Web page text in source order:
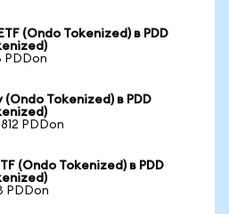
(Ondo Tokenized) в PDD
PDDon
Tokenized) в PDD
PDDon
(Ondo Tokenized) в PDD
PDDon